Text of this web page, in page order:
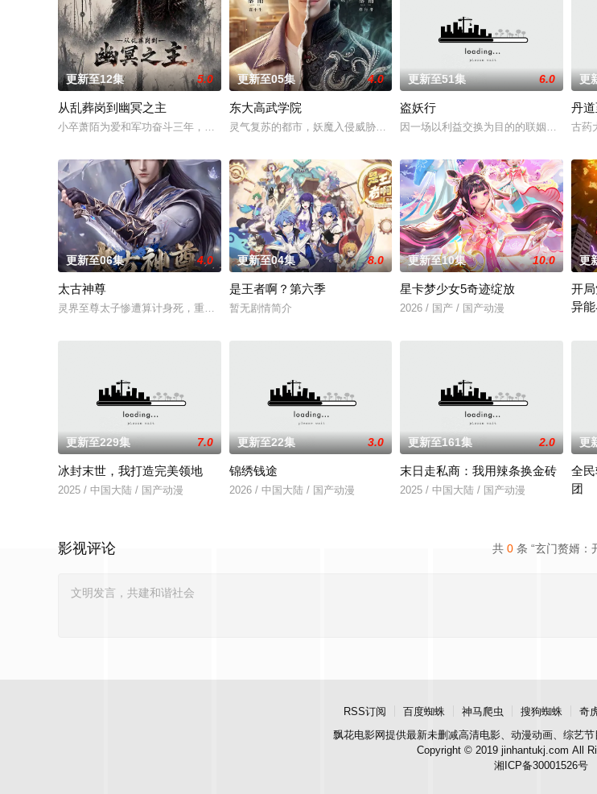
更新至12集 5.0
从乱葬岗到幽冥之主
小卒萧陌为爱和军功奋斗三年，却被恋人柳莺儿与将军之子赵昊联手背叛，残忍杀害后抛尸乱葬岗。濒死之际，他唤
更新至05集 4.0
东大高武学院
灵气复苏的都市，妖魔入侵威胁来袭，天生废灵根的少年秦雨体内意外觉醒神
更新至51集 6.0
盗妖行
因一场以利益交换为目的的联姻，太玄楼
更
丹
古药
更新至06集 4.0
太古神尊
灵界至尊太子惨遭算计身死，重生跌落凡尘沦为底层杂役！身怀绝世造化神丹与逆天功法，仅凭一柄锈剑掀翻整片武
更新至04集 8.0
是王者啊？第六季
暂无剧情简介
更新至10集 10.0
星卡梦少女5奇迹绽放
2026 / 国产 / 国产动漫
更
开
异能
更新至229集 7.0
冰封末世，我打造完美领地
2025 / 中国大陆 / 国产动漫
更新至22集 3.0
锦绣钱途
2026 / 中国大陆 / 国产动漫
更新至161集 2.0
末日走私商：我用辣条换金砖
2025 / 中国大陆 / 国产动漫
更
全
团
共 0 条 “玄门赘婿：
影视评论
RSS订阅 百度蜘蛛 神马爬虫 搜狗蜘蛛 奇
飘花电影网提供最新未删减高清电影、动漫动画、综艺
Copyright © 2019 jinhantukj.com All
湘ICP备30001526号